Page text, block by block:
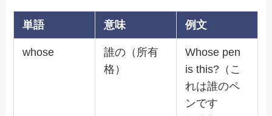
単語 意味 例文
whose
誰の（所有
格）
Whose pen
is this?（こ
れは誰のペ
ンです